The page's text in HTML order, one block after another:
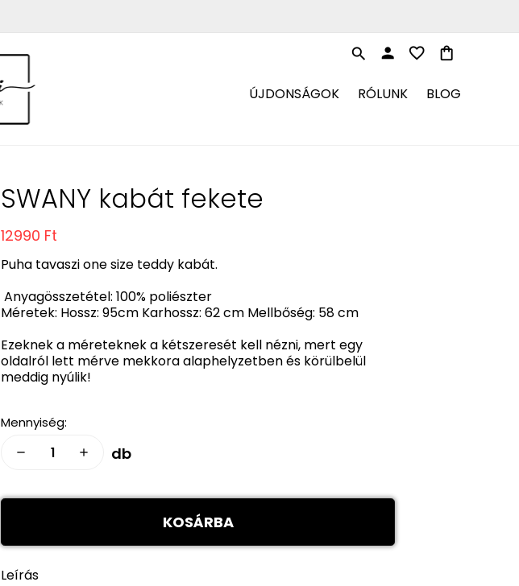
ÚJDONSÁGOK RÓLUNK BLOG
search person favorite_border shopping_bag
SWANY kabát fekete
12990 Ft
Puha tavaszi one size teddy kabát.
Anyagösszetétel: 100% poliészter
Méretek: Hossz: 95cm Karhossz: 62 cm Mellbőség: 58 cm
Ezeknek a méreteknek a kétszeresét kell nézni, mert egy
oldalról lett mérve mekkora alaphelyzetben és körülbelül
meddig nyúlik!
Mennyiség:
remove add db
KOSÁRBA
Leírás